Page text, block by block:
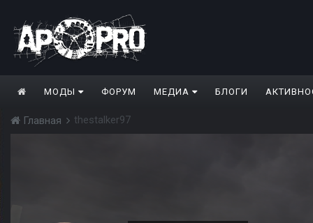
МОДЫ ФОРУМ МЕДИА БЛОГИ
Главная thestalker97